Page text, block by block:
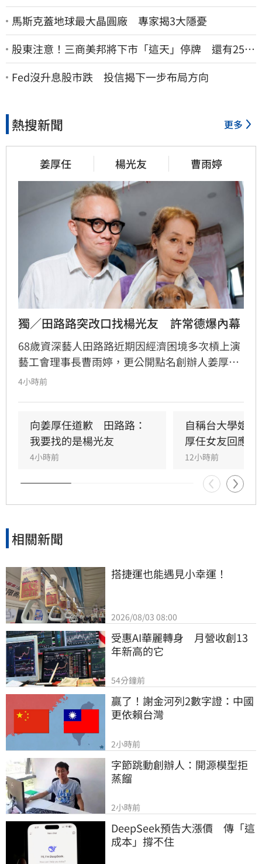
馬斯克蓋地球最大晶圓廠 專家揭3大隱憂
股東注意！三商美邦將下市「這天」停牌 還有252
名千張大戶
Fed沒升息股市跌 投信揭下一步布局方向
熱搜新聞 更多
姜厚任 楊光友 曹雨婷
獨／田路路突改口找楊光友　許常德爆內幕
68歲資深藝人田路路近期因經濟困境多次槓上演
藝工會理事長曹雨婷，更公開點名創辦人姜厚任
出面，事後卻發文坦言搞錯對象，真正想找的是
德出面緩頰，建議田路路應先安頓好生活，並提
議透過口述歷史記錄資深藝人的故事。許常德同
時批評現任理事長曹雨婷不應神隱，呼籲工會應
展現具體作為照顧資深藝人，而非僅提供勞健保
功能。整起事件引發關注，田路路則強調目前先
處理身體狀況，後續發展仍待觀察。
4小時前
向姜厚任道歉　田路路：
我要找的是楊光友
4小時前
自稱台大學姐
厚任女友回應了
12小時前
相關新聞
搭捷運也能遇見小幸運！
2026/08/03 08:00
受惠AI華麗轉身　月營收創13
年新高的它
54分鐘前
贏了！謝金河列2數字證：中國
更依賴台灣
2小時前
字節跳動創辦人：開源模型拒
蒸餾
2小時前
DeepSeek預告大漲價　傳「這
成本」撐不住